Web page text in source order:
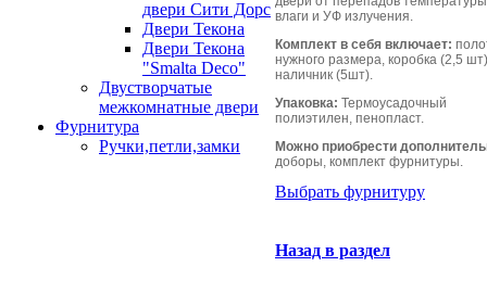
двери Сити Дорс
Двери Текона
Двери Текона
"Smalta Deco"
Двустворчатые
межкомнатные двери
Фурнитура
Ручки,петли,замки
влаги и УФ излучения.
Комплект в себя включает:
нужного размера, коробка (2,5
наличник (5шт).
Упаковка: Термоусадочный
полиэтилен, пенопласт.
Можно приобрести
доборы, комплект фурнитуры.
Выбрать фурнитуру
Назад в раздел